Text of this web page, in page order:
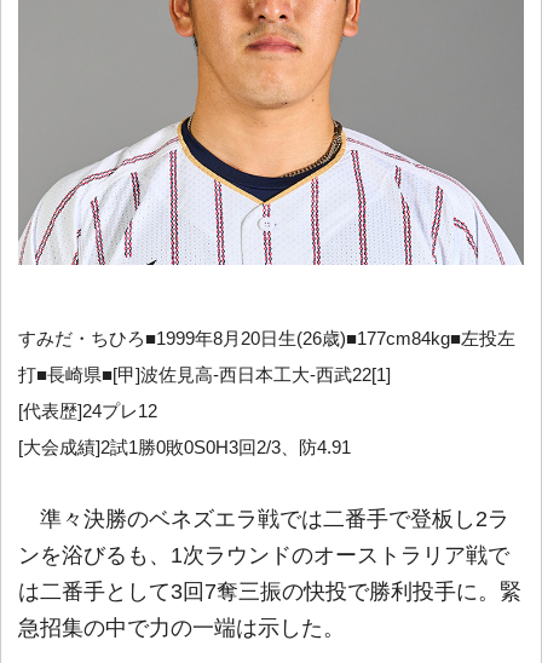
すみだ・ちひろ■1999年8月20日生(26歳)■177cm84kg■左投左
打■長崎県■[甲]波佐見高-西日本工大-西武22[1]
[代表歴]24プレ12
[大会成績]2試1勝0敗0S0H3回2/3、防4.91
準々決勝のベネズエラ戦では二番手で登板し2ラ
ンを浴びるも、1次ラウンドのオーストラリア戦で
は二番手として3回7奪三振の快投で勝利投手に。緊
急招集の中で力の一端は示した。